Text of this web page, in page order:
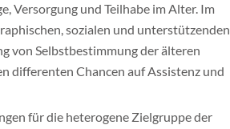
Versorgung und Teilhabe im Alter. Im
sozialen und unterstützenden
von Selbstbestimmung der älteren
differenten Chancen auf Assistenz und
für die heterogene Zielgruppe der